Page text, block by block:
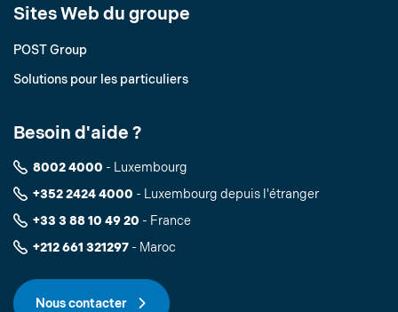
Sites Web du groupe
POST Group
Solutions pour les particuliers
Besoin d'aide ?
8002 4000 - Luxembourg
+352 2424 4000 - Luxembourg depuis l'étranger
+33 3 88 10 49 20 - France
+212 661 321297 - Maroc
Nous contacter